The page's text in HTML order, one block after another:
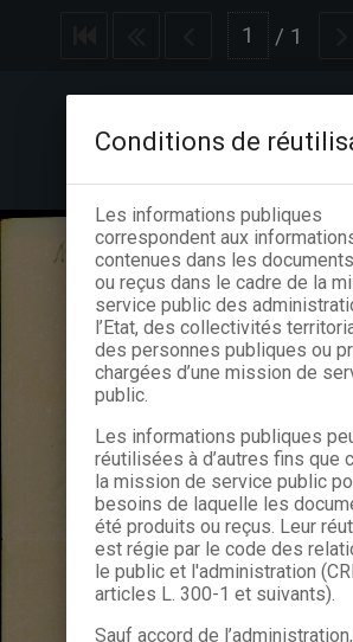
/ 1
Conditions de
Les informations publiques
correspondent aux
contenues dans les
ou reçus dans le cadre de la
service public des
l’Etat, des collectivités
des personnes publiques ou
chargées d’une mission de
public.
Les informations publiques
réutilisées à d’autres fins que
la mission de service public
besoins de laquelle les
été produits ou reçus. Leur
est régie par le code des
le public et l'administration
articles L. 300-1 et suivants).
Sauf accord de